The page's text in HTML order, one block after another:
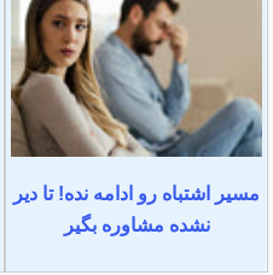
مسیر اشتباه رو ادامه نده! تا دیر
نشده مشاوره بگیر